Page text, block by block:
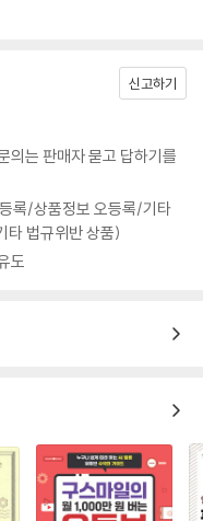
음은 다른 사람 입장에서 생
있다. “당신이 곤란을 겪고 계
정을 읽고 어조를 분석해 상
/ 하지만 다른 관점에서 질
수정하는 것은 아직은 인간
에 대해 이 필독서는 실용
설립자) 신고하기
의는 판매자 묻고 답하기를
록/상품정보 오등록/기타
타 법규위반 상품)
도